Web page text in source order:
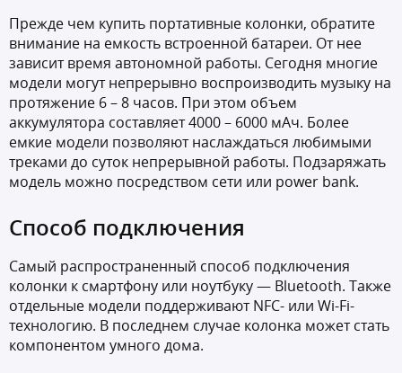
Прежде чем купить портативные колонки, обратите
внимание на емкость встроенной батареи. От нее
зависит время автономной работы. Сегодня многие
модели могут непрерывно воспроизводить музыку на
протяжение 6 – 8 часов. При этом объем
аккумулятора составляет 4000 – 6000 мАч. Более
емкие модели позволяют наслаждаться любимыми
треками до суток непрерывной работы. Подзаряжать
модель можно посредством сети или power bank.
Способ подключения
Самый распространенный способ подключения
колонки к смартфону или ноутбуку — Bluetooth. Также
отдельные модели поддерживают NFC- или Wi-Fi-
технологию. В последнем случае колонка может стать
компонентом умного дома.